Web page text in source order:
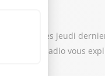
heures jeudi
? Sud Radio vous